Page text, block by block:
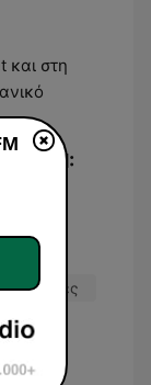
και στη
FM:
ημέρες